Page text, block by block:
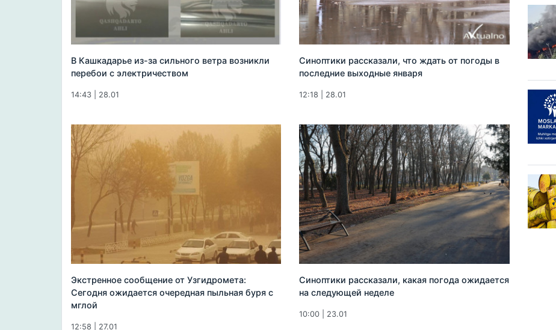
В Кашкадарье из-за сильного ветра возникли
перебои с электричеством
14:43 | 28.01
Синоптики рассказали, что ждать от погоды в
последние выходные января
12:18 | 28.01
Экстренное сообщение от Узгидромета:
Сегодня ожидается очередная пыльная буря с
мглой
12:58 | 27.01
Синоптики рассказали, какая погода ожидается
на следующей неделе
10:00 | 23.01